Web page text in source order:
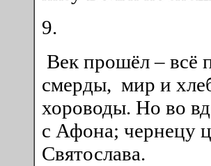
9.
Век прошёл – всё
смерды, мир и
хороводы. Но во
с Афона; чернецу
Святослава.